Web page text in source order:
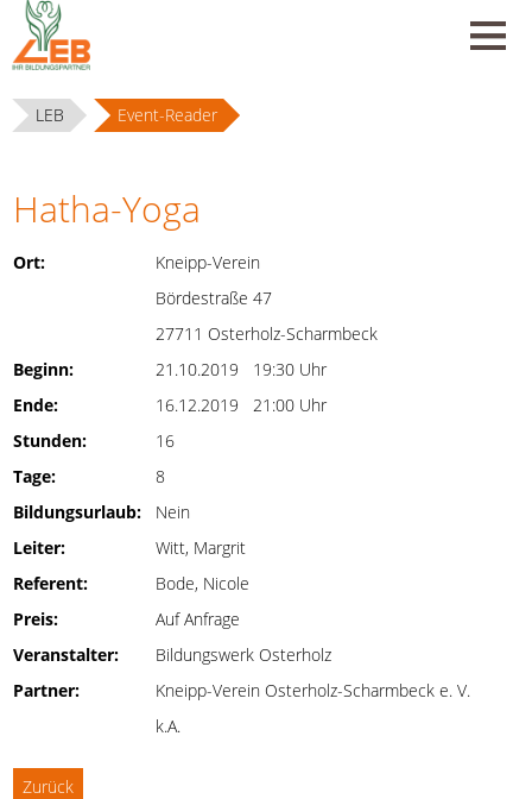
LEB Event-Reader
Hatha-Yoga
Ort:
Kneipp-Verein
Bördestraße 47
27711 Osterholz-Scharmbeck
Beginn:
21.10.2019 19:30 Uhr
Ende:
16.12.2019 21:00 Uhr
Stunden:
16
Tage:
8
Bildungsurlaub:
Nein
Leiter:
Witt, Margrit
Referent:
Bode, Nicole
Preis:
Auf Anfrage
Veranstalter:
Bildungswerk Osterholz
Partner:
Kneipp-Verein Osterholz-Scharmbeck e. V.
k.A.
Zurück